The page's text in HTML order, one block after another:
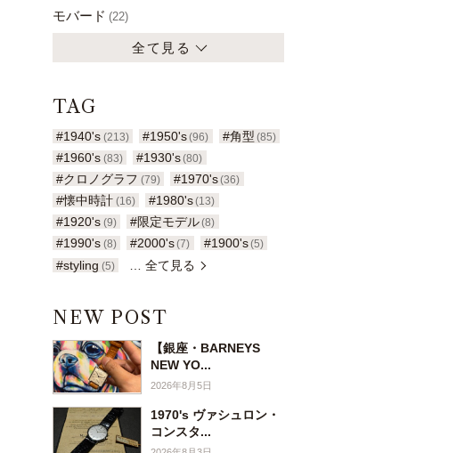
モバード (22)
全て見る
TAG
#1940's (213) #1950's(96) #角型 (85)
#1960's (83) #1930's(80)
#クロノグラフ (79) #1970's(36)
#懐中時計 (16) #1980's(13)
#1920's (9) #限定モデル(8)
#1990's (8) #2000's(7) #1900's(5)
#styling (5) … 全て見る
NEW POST
【銀座・BARNEYS
NEW YO...
2026年8月5日
1970's ヴァシュロン・
コンスタ...